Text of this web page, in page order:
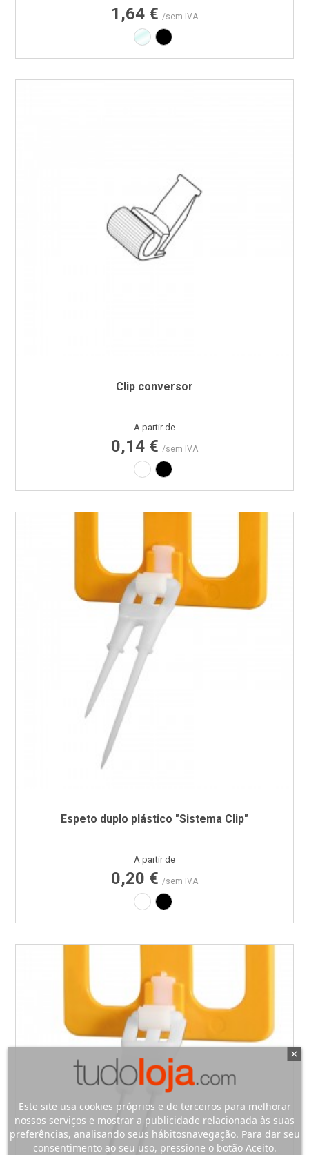
1,64 € /sem IVA
Transparente
Preto
Clip conversor
Preço
A partir de
0,14 € /sem IVA
BrancoPreto
Espeto duplo plástico "Sistema Clip"
Preço
A partir de
0,20 € /sem IVA
BrancoPreto
Este site usa cookies próprios e de terceiros para melhorar
nossos serviços e mostrar a publicidade relacionada às suas
preferências, analisando seus hábitosnavegação. Para dar seu
consentimento ao seu uso, pressione o botão Aceito.